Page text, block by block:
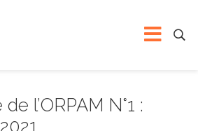
l’ORPAM N°1 :